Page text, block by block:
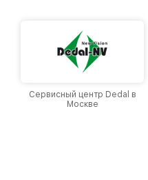
Сервисный центр Dedal в
Москве